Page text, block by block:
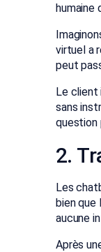
humaine
virtuel a
peut
Le client
sans
question
2.
Les
bien que
aucune
Après